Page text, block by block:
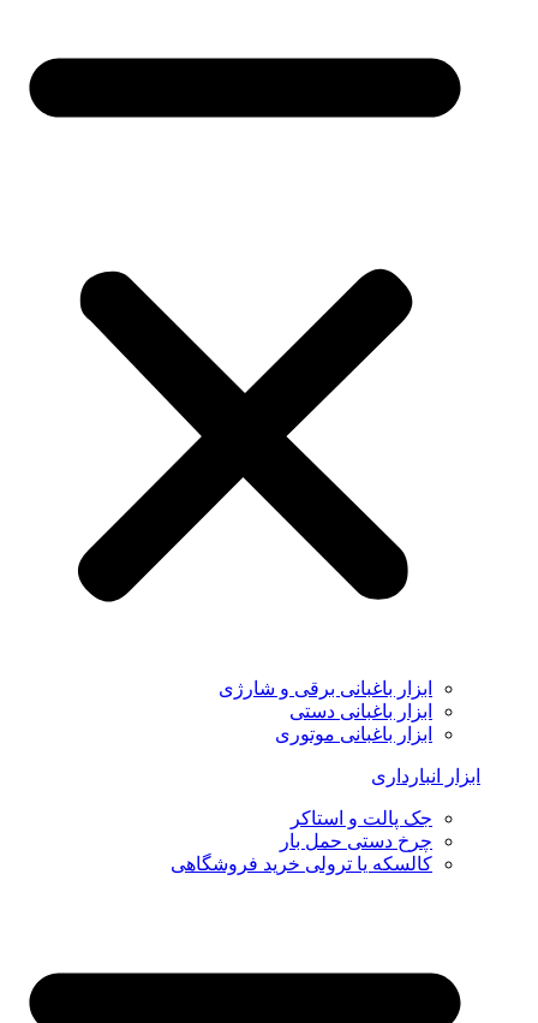
ابزار باغبانی برقی و شارژی
ابزار باغبانی دستی
ابزار باغبانی موتوری
ابزار انبارداری
جک پالت و استاکر
چرخ دستی حمل بار
کالسکه یا ترولی خرید فروشگاهی